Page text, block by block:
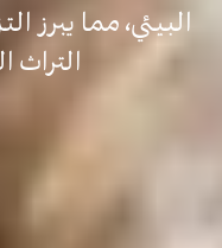
البيئي، مما يبرز
التراث